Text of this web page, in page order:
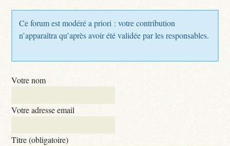
Ce forum est modéré a priori : votre contribution
n’apparaîtra qu’après avoir été validée par les responsables.
Votre nom
Votre adresse email
Titre (obligatoire)